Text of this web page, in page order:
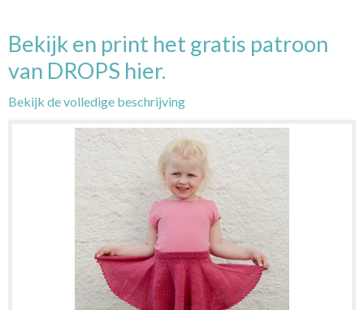
Bekijk en print het gratis patroon
van DROPS hier.
Bekijk de volledige beschrijving